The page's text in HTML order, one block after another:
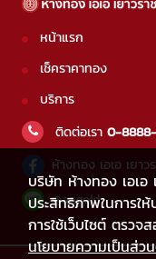
บริษัท ห้างทอง เอเอ
ประสิทธิภาพในการใ
การใช้เว็บไซต์ ตรวจ
นโยบายความเป็นส่ว
หน้าแรก
เช็คราคาทอง
บริการ
ติดต่อเรา 0-
ห้างทอง เอเอ เยาว
@aagold